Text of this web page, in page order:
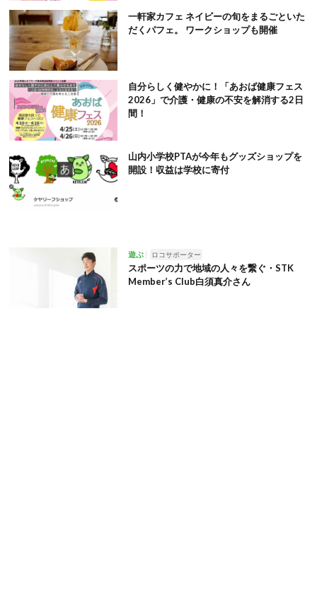
一軒家カフェ ネイビーの旬をまるごといた
だくパフェ。 ワークショップも開催
自分らしく健やかに！「あおば健康フェス
2026」で介護・健康の不安を解消する2日
間！
山内小学校PTAが今年もグッズショップを
開設！収益は学校に寄付
遊ぶ ロコサポーター
スポーツの力で地域の人々を繋ぐ・STK
Member’s Club白須真介さん